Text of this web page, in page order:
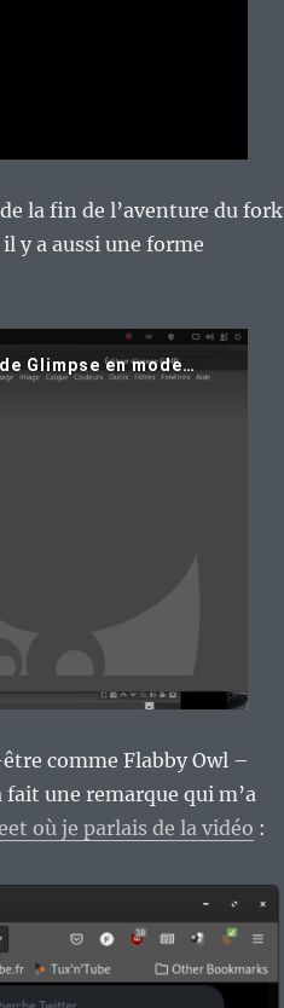
de la fin de l’aventure du fork
y a aussi une forme
comme Flabby Owl –
fait une remarque qui m’a
où je parlais de la vidéo :